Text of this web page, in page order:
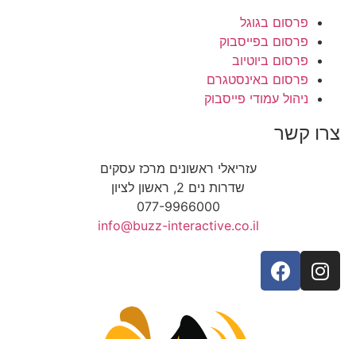
פרסום בגוגל
פרסום בפייסבוק
פרסום ביוטיוב
פרסום באינסטגרם
ניהול עמודי פייסבוק
צרו קשר
עזריאלי ראשונים מרכז עסקים
שדרות נים 2, ראשון לציון
077-9966000
info@buzz-interactive.co.il